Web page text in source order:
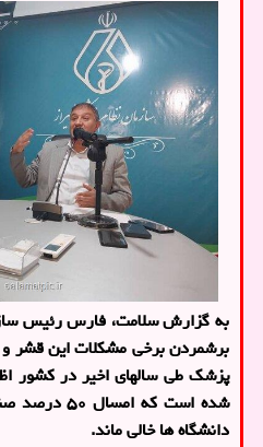
به گزارش سلامت، فارس رئیس
پزشک طی سالهای اخیر در کشور
شده است که
دانشگاه ها خالی ماند.